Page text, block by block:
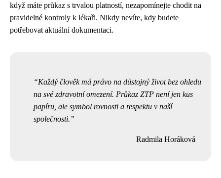
když máte průkaz s trvalou platností, nezapomínejte chodit na
pravidelné kontroly k lékaři. Nikdy nevíte, kdy budete
potřebovat aktuální dokumentaci.
Každý člověk má právo na důstojný život bez ohledu
na své zdravotní omezení. Průkaz ZTP není jen kus
papíru, ale symbol rovnosti a respektu v naší
společnosti.
Radmila Horáková